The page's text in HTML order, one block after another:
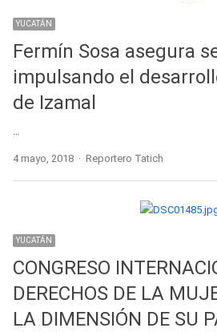
YUCATÁN
Fermín Sosa asegura
impulsando el
de Izamal
…
4 mayo, 2018 Author
Reportero Tatich
YUCATÁN
CONGRESO
DERECHOS DE LA
LA DIMENSIÓN DE SU